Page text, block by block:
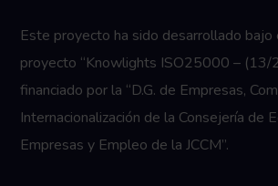
Este proyecto ha sido desarrollado bajo
proyecto “Knowlights ISO25000 – (13/
financiado por la “D.G. de Empresas,
Internacionalización de la Consejería de
Empresas y Empleo de la JCCM”.